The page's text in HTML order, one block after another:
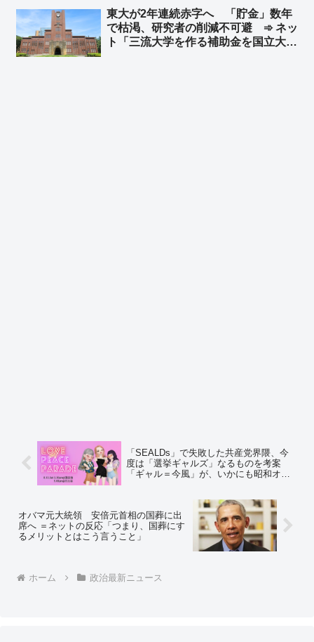
東大が2年連続赤字へ 「貯金」数年
で枯渇、研究者の削減不可避 ➾ ネッ
ト「三流大学を作る補助金を国立大学
「SEALDs」で失敗した共産党界隈、今
度は「選挙ギャルズ」なるものを考案
「ギャル＝今風」が、いかにも昭和オヤ
つく若者言葉の中に『改憲阻止』『野党4
党の協力体制』w 急に政治ワードぶっ込
みw」
オバマ元大統領 安倍元首相の国葬に出
席へ ＝ネットの反応「つまり、国葬にす
るメリットとはこう言うこと」
ホーム 政治最新ニュース